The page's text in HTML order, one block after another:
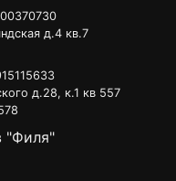
д.4 кв.7
д.28, к.1 кв 557
"Филя"